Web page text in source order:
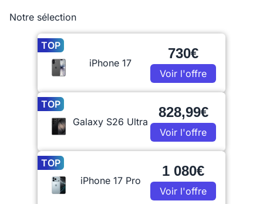
Notre sélection
TOP
iPhone 17
730€
Voir l'offre
TOP
Galaxy S26 Ultra
828,99€
Voir l'offre
TOP
iPhone 17 Pro
1 080€
Voir l'offre